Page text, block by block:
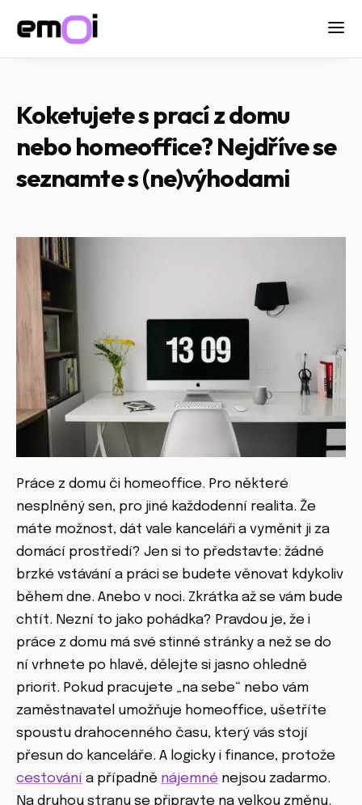
Koketujete s prací z domu
nebo homeoffice? Nejdříve se
seznamte s (ne)výhodami
Práce z domu či homeoffice. Pro některé
nesplněný sen, pro jiné každodenní realita. Že
máte možnost, dát vale kanceláři a vyměnit ji za
domácí prostředí? Jen si to představte: žádné
brzké vstávání a práci se budete věnovat kdykoliv
během dne. Anebo v noci. Zkrátka až se vám bude
chtít. Nezní to jako pohádka? Pravdou je, že i
práce z domu má své stinné stránky a než se do
ní vrhnete po hlavě, dělejte si jasno ohledně
priorit. Pokud pracujete „na sebe“ nebo vám
zaměstnavatel umožňuje homeoffice, ušetříte
spoustu drahocenného času, který vás stojí
přesun do kanceláře. A logicky i finance, protože
cestování a případně nájemné nejsou zadarmo.
Na druhou stranu se připravte na velkou změnu.